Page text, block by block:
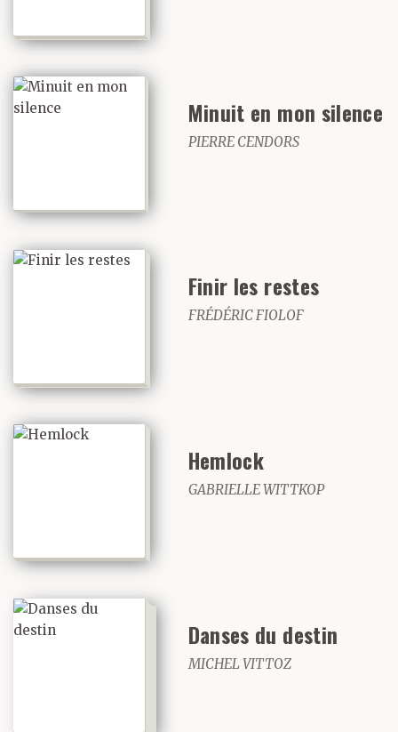
Minuit en mon silence
PIERRE CENDORS
Finir les restes
FRÉDÉRIC FIOLOF
Hemlock
GABRIELLE WITTKOP
Danses du destin
MICHEL VITTOZ